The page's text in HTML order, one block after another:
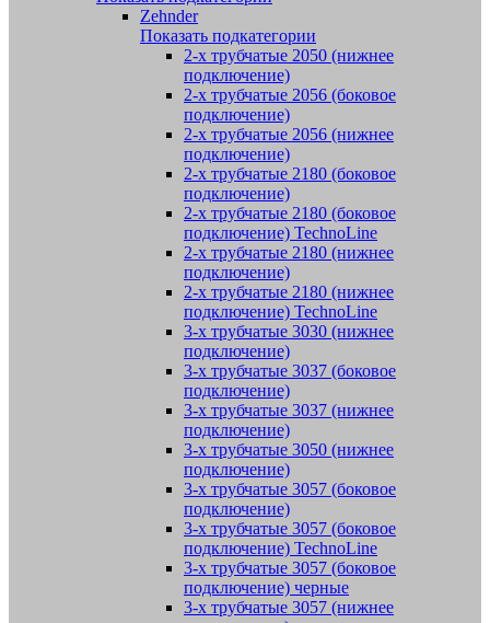
Zehnder
Показать подкатегории
2-х трубчатые 2050 (нижнее
подключение)
2-х трубчатые 2056 (боковое
подключение)
2-х трубчатые 2056 (нижнее
подключение)
2-х трубчатые 2180 (боковое
подключение)
2-х трубчатые 2180 (боковое
подключение) TechnoLine
2-х трубчатые 2180 (нижнее
подключение)
2-х трубчатые 2180 (нижнее
подключение) TechnoLine
3-х трубчатые 3030 (нижнее
подключение)
3-х трубчатые 3037 (боковое
подключение)
3-х трубчатые 3037 (нижнее
подключение)
3-х трубчатые 3050 (нижнее
подключение)
3-х трубчатые 3057 (боковое
подключение)
3-х трубчатые 3057 (боковое
подключение) TechnoLine
3-х трубчатые 3057 (боковое
подключение) черные
3-х трубчатые 3057 (нижнее